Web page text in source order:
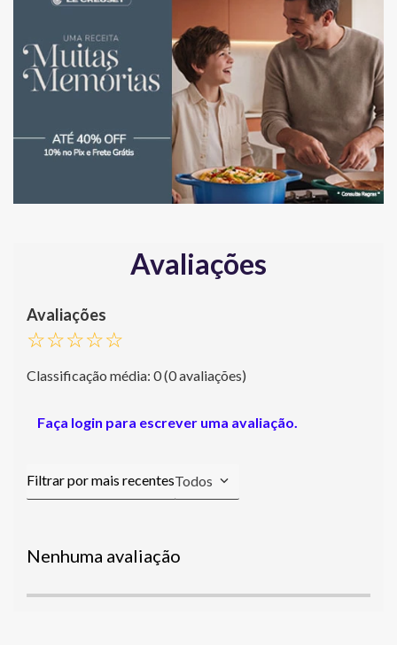
Avaliações
☆☆☆☆☆
Classificação média: 0(0 avaliações)
Faça login para escrever uma avaliação.
Todos
Nenhuma avaliação